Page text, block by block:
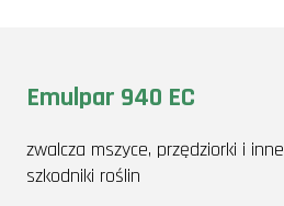
Emulpar 940 EC
zwalcza mszyce, przędziorki i inne
szkodniki roślin